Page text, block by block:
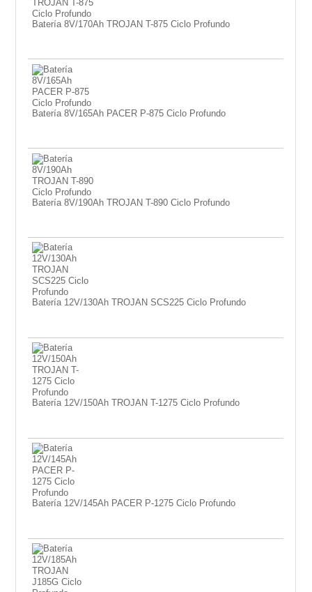
Batería 8V/170Ah TROJAN T-875 Ciclo Profundo
Batería 8V/165Ah PACER P-875 Ciclo Profundo
Batería 8V/190Ah TROJAN T-890 Ciclo Profundo
Batería 12V/130Ah TROJAN SCS225 Ciclo Profundo
Batería 12V/150Ah TROJAN T-1275 Ciclo Profundo
Batería 12V/145Ah PACER P-1275 Ciclo Profundo